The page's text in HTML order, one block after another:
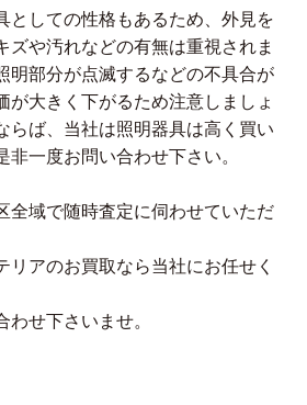
としての性格もあるため、外見を
ズや汚れなどの有無は重視されま
明部分が点滅するなどの不具合が
が大きく下がるため注意しましょ
らば、当社は照明器具は高く買い
一度お問い合わせ下さい。
全域で随時査定に伺わせていただ
リアのお買取なら当社にお任せく
せ下さいませ。